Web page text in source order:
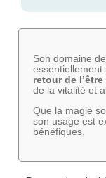
Son domaine
essentiellement
retour de l’être
de la vitalité et
Que la magie
son usage est
bénéfiques.